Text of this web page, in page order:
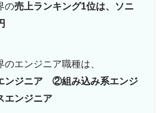
の売上ランキング1位は、ソニ
エンジニア職種は、
ンジニア ②組み込み系エンジ
ンジニア